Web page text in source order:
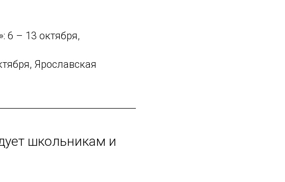
6 – 13 октября,
Ярославская
школьникам и